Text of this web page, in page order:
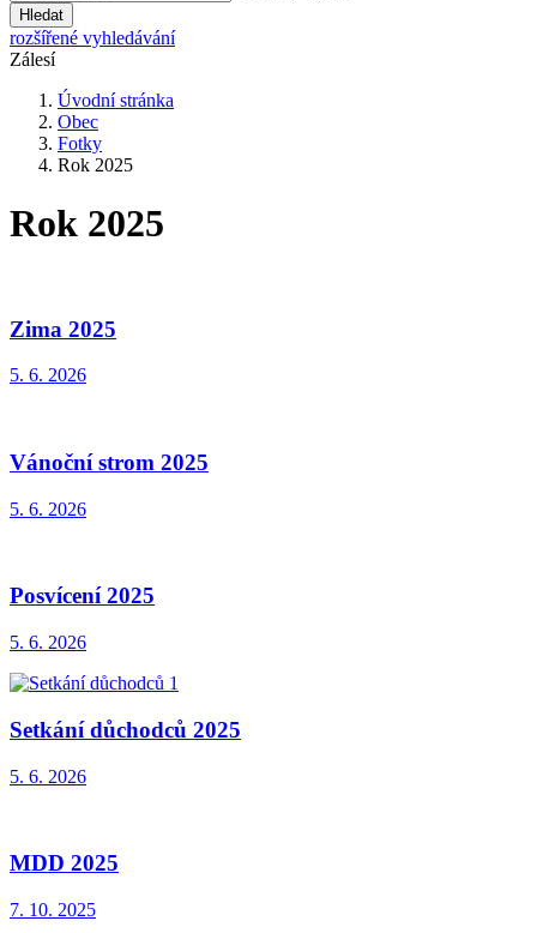
Hledat
rozšířené vyhledávání
Zálesí
Úvodní stránka
Obec
Fotky
Rok 2025
Rok 2025
Zima 2025
5. 6. 2026
Vánoční strom 2025
5. 6. 2026
Posvícení 2025
5. 6. 2026
Setkání důchodců 2025
5. 6. 2026
MDD 2025
7. 10. 2025